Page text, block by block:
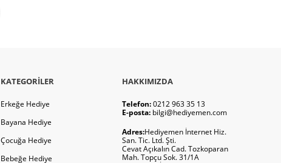
KATEGORILER
Erkeğe Hediye
Bayana Hediye
Çocuğa Hediye
Bebeğe Hediye
HAKKIMIZDA
Telefon:0212 963 35 13
E-posta: bilgi@hediyemen.com
Adres:Hediyemen İnternet Hiz.
San. Tic. Ltd. Şti.
Cevat Açıkalın Cad. Tozkoparan
Mah. Topçu Sok. 31/1A